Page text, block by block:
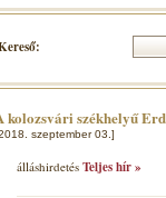
kolozsvári székhelyű
szeptember 03.]
álláshirdetés Teljes hír »